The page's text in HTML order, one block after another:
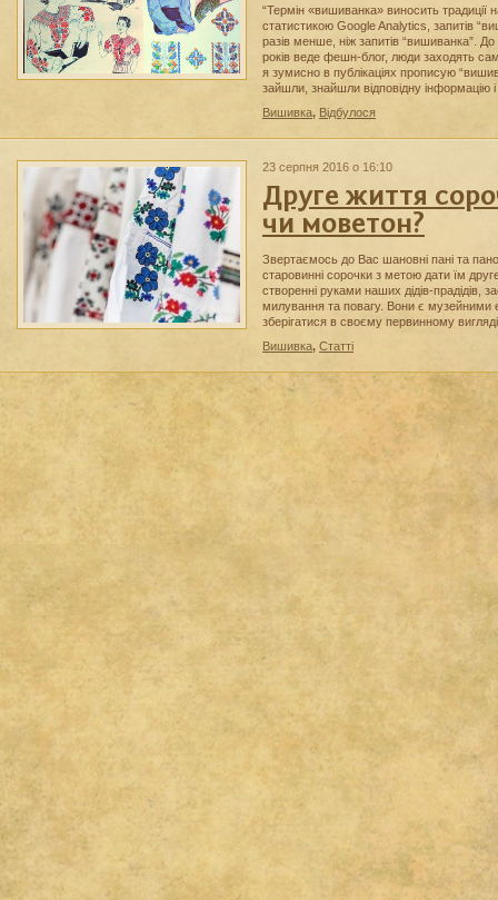
“Термін «вишиванка» виносить традиції
статистикою Google Analytics, запитів
разів менше, ніж запитів “вишиванка”.
років веде фешн-блог, люди заходять
я зумисно в публікаціях прописую
зайшли, знайшли відповідну інформацію і
Вишивка, Відбулося
23 серпня 2016 о 16:10
Друге життя
чи моветон?
Звертаємось до Вас шановні пані та
старовинні сорочки з метою дати їм
створенні руками наших дідів-прадідів,
милування та повагу. Вони є музейними
зберігатися в своєму первинному
Вишивка, Статті